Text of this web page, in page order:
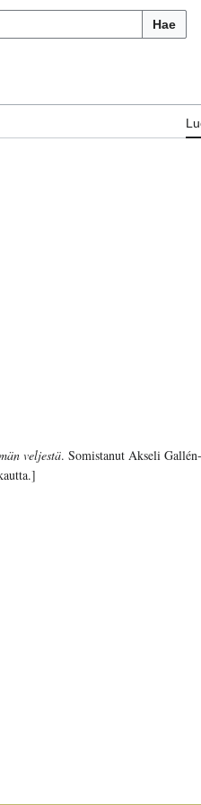
Hae
veljestä. Somistanut Akseli